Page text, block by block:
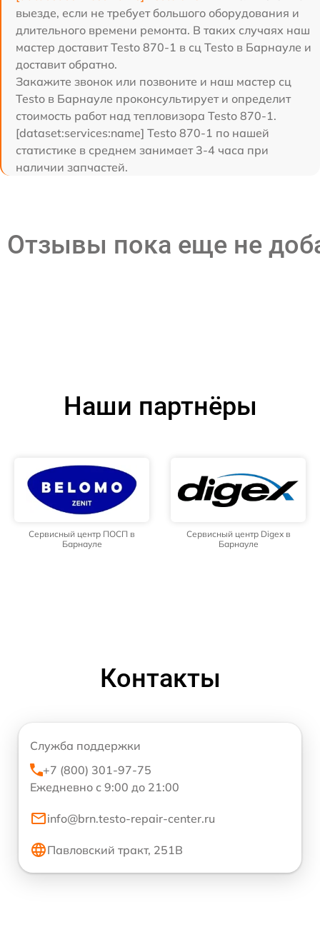
выезде, если не требует большого оборудования и
длительного времени ремонта. В таких случаях наш
мастер доставит Testo 870-1 в сц Testo в Барнауле и
доставит обратно.
Закажите звонок или позвоните и наш мастер сц
Testo в Барнауле проконсультирует и определит
стоимость работ над тепловизора Testo 870-1.
[dataset:services:name] Testo 870-1 по нашей
статистике в среднем занимает 3-4 часа при
наличии запчастей.
Отзывы пока еще не
Наши партнёры
Сервисный центр ПОСП в
Барнауле
Сервисный центр Digex в
Барнауле
Контакты
Служба поддержки
+7 (800) 301-97-75
Ежедневно с 9:00 до 21:00
info@brn.testo-repair-center.ru
Павловский тракт, 251В